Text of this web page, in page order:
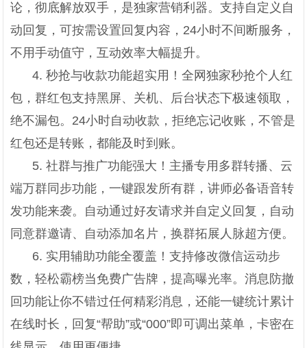
论，彻底解放双手，是独家营销利器。支持自定义自
动回复，可按需设置回复内容，24小时不间断服务，
不用手动值守，互动效率大幅提升。
4. 秒抢与收款功能超实用！全网独家秒抢个人红
包，群红包支持黑屏、关机、后台状态下极速领取，
绝不漏包。24小时自动收款，拒绝忘记收账，不管是
红包还是转账，都能及时到账。
5. 社群与推广功能强大！主播专用多群转播、云
端万群同步功能，一键跟发所有群，讲师必备语音转
发功能来袭。自动通过好友请求并自定义回复，自动
同意群邀请、自动添加名片，换群拓展人脉超方便。
6. 实用辅助功能全覆盖！支持修改微信运动步
数，轻松霸榜当免费广告牌，提高曝光率。消息防撤
回功能让你不错过任何精彩消息，还能一键统计累计
在线时长，回复“帮助”或“000”即可调出菜单，卡密在